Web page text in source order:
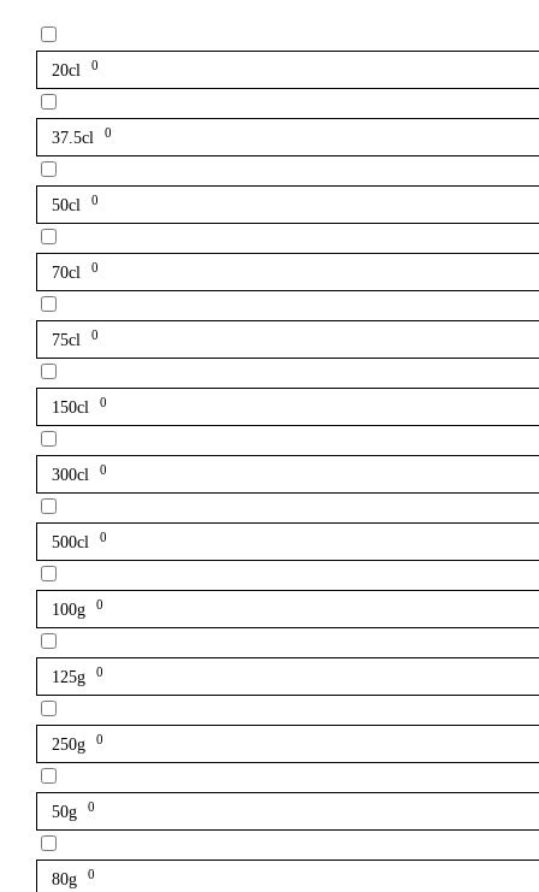
20cl 0
37.5cl 0
50cl 0
70cl 0
75cl 0
150cl 0
300cl 0
500cl 0
100g 0
125g 0
250g 0
50g 0
80g 0